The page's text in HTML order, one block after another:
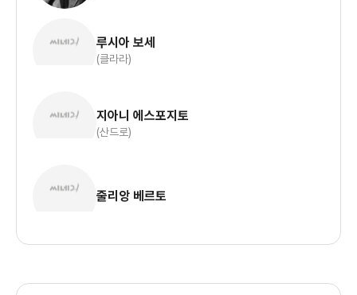
루시아 보세
(클라라)
지아니 에스포지토
(산드로)
줄리앙 베르토